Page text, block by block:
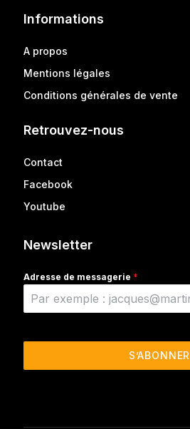
Informations
A propos
Mentions légales
Conditions générales de vente
Retrouvez-nous
Contact
Facebook
Youtube
Newsletter
Adresse de messagerie *
S’ABONNER